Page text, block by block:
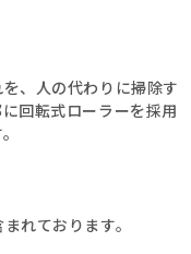
、人の代わりに掃除す
回転式ローラーを採用
れております。